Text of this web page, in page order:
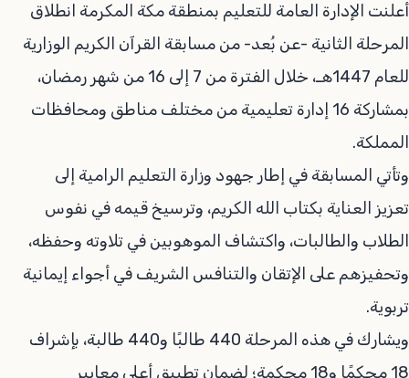
أعلنت الإدارة العامة للتعليم بمنطقة مكة المكرمة انطلاق
المرحلة الثانية -عن بُعد- من مسابقة القرآن الكريم الوزارية
للعام 1447هـ، خلال الفترة من 7 إلى 16 من شهر رمضان،
بمشاركة 16 إدارة تعليمية من مختلف مناطق ومحافظات
المملكة.
وتأتي المسابقة في إطار جهود وزارة التعليم الرامية إلى
تعزيز العناية بكتاب الله الكريم، وترسيخ قيمه في نفوس
الطلاب والطالبات، واكتشاف الموهوبين في تلاوته وحفظه،
وتحفيزهم على الإتقان والتنافس الشريف في أجواء إيمانية
تربوية.
ويشارك في هذه المرحلة 440 طالبًا و440 طالبة، بإشراف
18 محكمًا و18 محكمة؛ لضمان تطبيق أعلى معايير